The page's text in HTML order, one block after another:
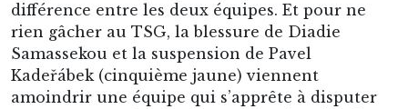
différence entre les deux équipes. Et pour ne
rien gâcher au TSG, la blessure de Diadie
Samassekou et la suspension de Pavel
Kadeřábek (cinquième jaune) viennent
amoindrir une équipe qui s’apprête à disputer